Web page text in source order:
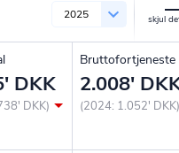
2025
DKK
DKK)
Bruttofortjeneste
2.008'
(2024: 1.052'